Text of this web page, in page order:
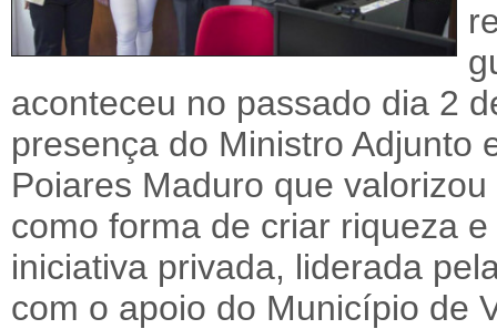
aconteceu no passado dia 2
presença do Ministro Adjunto
Poiares Maduro que
como forma de criar riqueza
iniciativa privada, liderada
com o apoio do Município de